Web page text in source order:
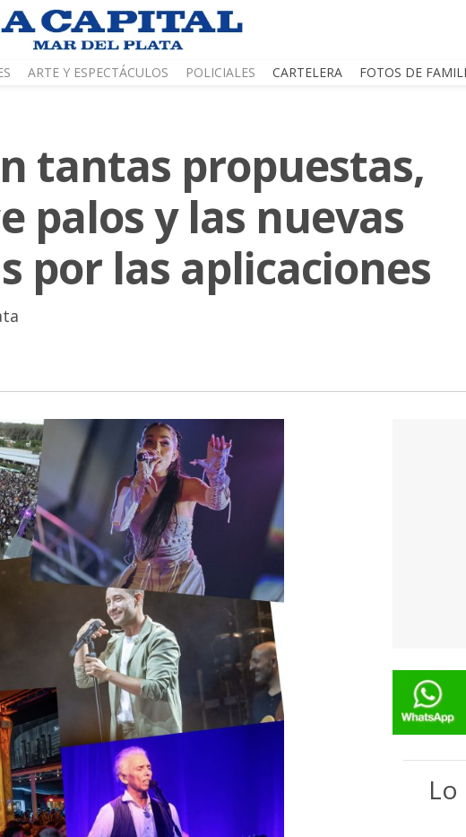
ARTE Y ESPECTÁCULOS POLICIALES CARTELERA FOTOS DE
tantas propuestas,
palos y las nuevas
por las aplicaciones